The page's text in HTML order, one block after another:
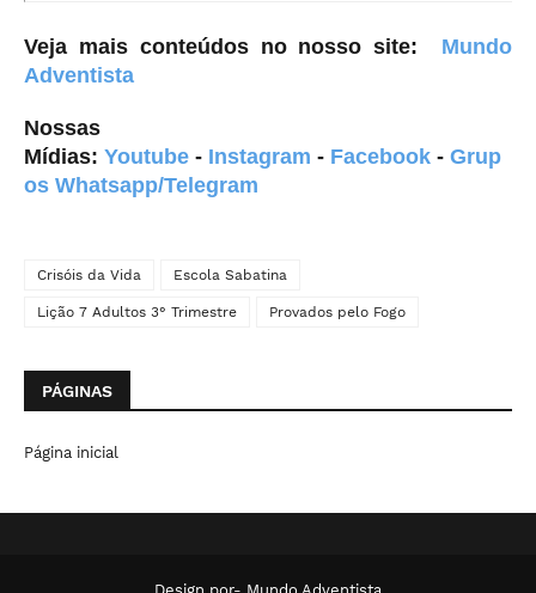
Veja mais conteúdos no nosso site:
Mundo
Adventista
Nossas
Mídias: Youtube - Instagram - Facebook - Grup
os Whatsapp/Telegram
Crisóis da Vida Escola Sabatina
Lição 7 Adultos 3° Trimestre Provados pelo Fogo
PÁGINAS
Página inicial